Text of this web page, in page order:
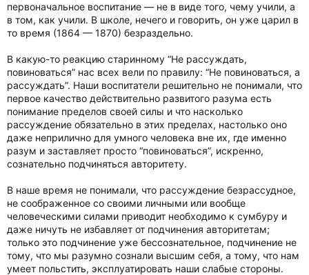
первоначальное воспитание — не в виде того, чему учили, а
в том, как учили. В школе, нечего и говорить, он уже царил в
то время (1864 — 1870) безраздельно.
В какую-то реакцию старинному “Не рассуждать,
повиноваться” нас всех вели по правилу: “Не повиноваться, а
рассуждать”. Наши воспитатели решительно не понимали, что
первое качество действительно развитого разума есть
понимание пределов своей силы и что насколько
рассуждение обязательно в этих пределах, настолько оно
даже неприлично для умного человека вне их, где именно
разум и заставляет просто “повиноваться”, искренно,
сознательно подчиняться авторитету.
В наше время не понимали, что рассуждение безрассудное,
не соображенное со своими личными или вообще
человеческими силами приводит необходимо к сумбуру и
даже ничуть не избавляет от подчинения авторитетам;
только это подчинение уже бессознательное, подчинение не
тому, что мы разумно сознали высшим себя, а тому, что нам
умеет польстить, эксплуатировать наши слабые стороны.